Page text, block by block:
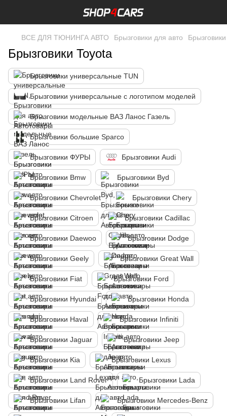
ВСЕ ДЛЯ ТЮНИНГА АВТО Брызговики для авто
Брызговики Toyota
Брызговики универсальные TUN
Брызговики универсальные с логотипом моделей
Брызговики модельные ВАЗ Ланос Газель
Брызговики большие Sparco
Брызговики ФУРЫ Брызговики Audi
Брызговики Bmw Брызговики Byd
Брызговики Chevrolet Брызговики Chery
Брызговики Citroen Брызговики Cadillac
Брызговики Daewoo Брызговики Dodge
Брызговики Geely Брызговики Great Wall
Брызговики Fiat Брызговики Ford
Брызговики Hyundai Брызговики Honda
Брызговики Haval Брызговики Infiniti
Брызговики Jaguar Брызговики Jeep
Брызговики Kia Брызговики Lexus
Брызговики Land Rover Брызговики Lada
Брызговики Lifan Брызговики Mercedes-Benz